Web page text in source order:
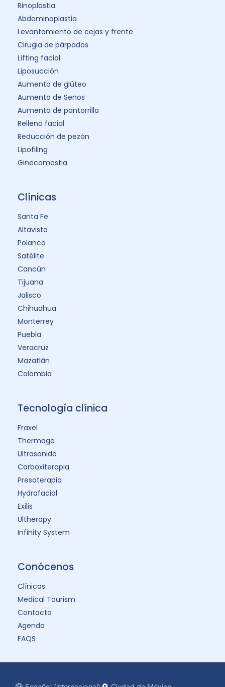
Rinoplastia
Abdominoplastia
Levantamiento de cejas y frente
Cirugia de párpados
Lifting facial
Liposucción
Aumento de glúteo
Aumento de Senos
Aumento de pantorrilla
Relleno facial
Reducción de pezón
Lipofiling
Ginecomastia
Clínicas
Santa Fe
Altavista
Polanco
Satélite
Cancún
Tijuana
Jalisco
Chihuahua
Monterrey
Puebla
Veracruz
Mazatlán
Colombia
Tecnología clínica
Fraxel
Thermage
Ultrasonido
Carboxiterapia
Presoterapia
Hydrafacial
Exilis
Ultherapy
Infinity System
Conócenos
Clínicas
Medical Tourism
Contacto
Agenda
FAQS